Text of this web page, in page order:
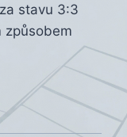
stavu 3:3
způsobem